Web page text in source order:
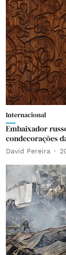
Internacional
Embaixador
condecorações
David Pereira